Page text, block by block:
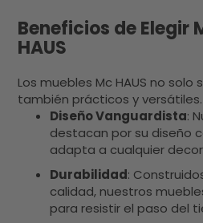
Beneficios de Elegir
HAUS
Los muebles Mc HAUS no solo
también prácticos y versátiles.
Diseño Vanguardista:
destacan por su diseño
adapta a cualquier
Durabilidad:
calidad, nuestros
para resistir el paso del